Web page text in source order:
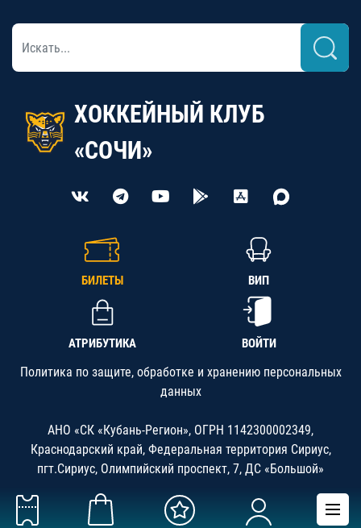
ХОККЕЙНЫЙ КЛУБ
«СОЧИ»
БИЛЕТЫ ВИП
АТРИБУТИКА ВОЙТИ
Политика по защите, обработке и хранению персональных
данных
АНО «СК «Кубань-Регион», ОГРН 1142300002349,
Краснодарский край, Федеральная территория Сириус,
пгт.Сириус, Олимпийский проспект, 7, ДС «Большой»